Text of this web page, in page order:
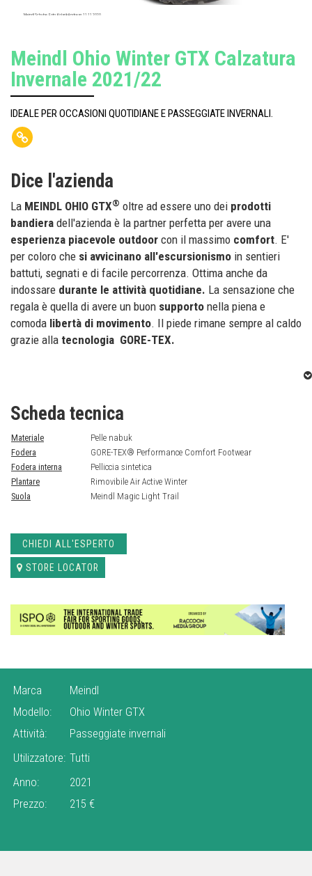
Meindl Schuhe. Foto: Kolarik Andreas. 11.11.2020
Meindl Ohio Winter GTX Calzatura
Invernale 2021/22
IDEALE PER OCCASIONI QUOTIDIANE E PASSEGGIATE INVERNALI.
Dice l'azienda
La MEINDL OHIO GTX® oltre ad essere uno dei prodotti
bandiera dell'azienda è la partner perfetta per avere una
esperienza piacevole outdoor con il massimo comfort. E'
per coloro che si avvicinano all'escursionismo in sentieri
battuti, segnati e di facile percorrenza. Ottima anche da
indossare durante le attività quotidiane. La sensazione che
regala è quella di avere un buon supporto nella piena e
comoda libertà di movimento. Il piede rimane sempre al caldo
grazie alla tecnologia GORE-TEX.
Scheda tecnica
Materiale
Pelle nabuk
Fodera
GORE-TEX® Performance Comfort Footwear
Fodera interna
Pelliccia sintetica
Plantare
Rimovibile Air Active Winter
Suola
Meindl Magic Light Trail
CHIEDI ALL'ESPERTO
STORE LOCATOR
Marca
Meindl
Modello:
Ohio Winter GTX
Attività:
Passeggiate invernali
Utilizzatore: Tutti
Anno:
2021
Prezzo:
215 €